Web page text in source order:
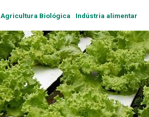
Agricultura Biológica Indústria alimentar